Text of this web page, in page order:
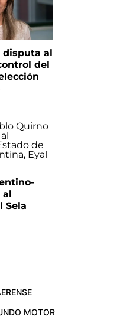
disputa al
del
al
Sela
MOTOR